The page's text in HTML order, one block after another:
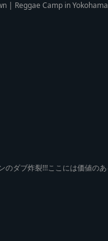
| Reggae Camp in
のダブ炸裂!!!ここには価値